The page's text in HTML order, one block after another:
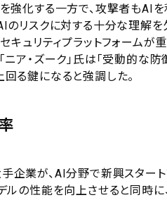
強化する一方で、攻撃者もAI
リスクに対する十分な理解を
キュリティプラットフォーム
ニア・ズーク」氏は「受動的な
る鍵になると強調した。
企業が、AI分野で新興スター
ルの性能を向上させると同時